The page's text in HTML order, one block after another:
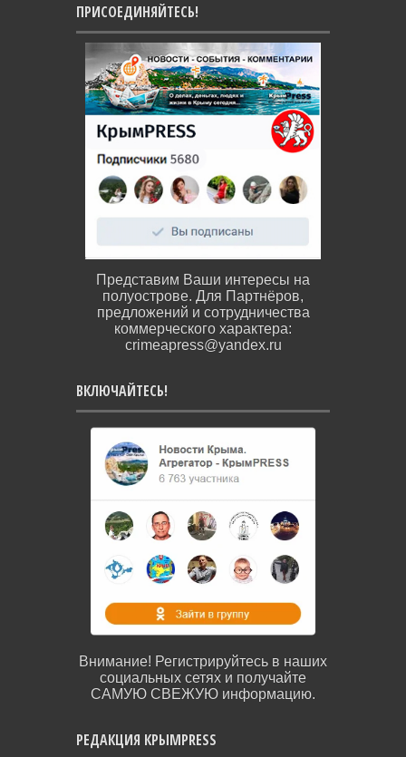
ПРИСОЕДИНЯЙТЕСЬ!
Представим Ваши интересы на
полуострове. Для Партнёров,
предложений и сотрудничества
коммерческого характера:
crimeapress@yandex.ru
ВКЛЮЧАЙТЕСЬ!
Внимание! Регистрируйтесь в наших
социальных сетях и получайте
САМУЮ СВЕЖУЮ информацию.
РЕДАКЦИЯ КРЫМPRESS